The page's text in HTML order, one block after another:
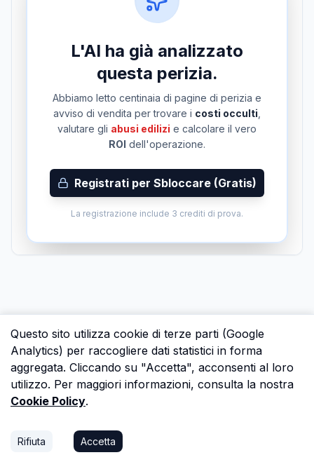
L'AI ha già analizzato
questa perizia.
Abbiamo letto centinaia di pagine di perizia e
avviso di vendita per trovare i costi occulti
valutare gli abusi edilizi e calcolare il vero
ROI dell'operazione.
Registrati per Sbloccare (Gratis)
La registrazione include 3 crediti di prova.
Questo sito utilizza cookie di terze parti (Google
Analytics) per raccogliere dati statistici in forma
aggregata. Cliccando su "Accetta", acconsenti al loro
utilizzo. Per maggiori informazioni, consulta la nostra
Cookie Policy.
Rifiuta Accetta